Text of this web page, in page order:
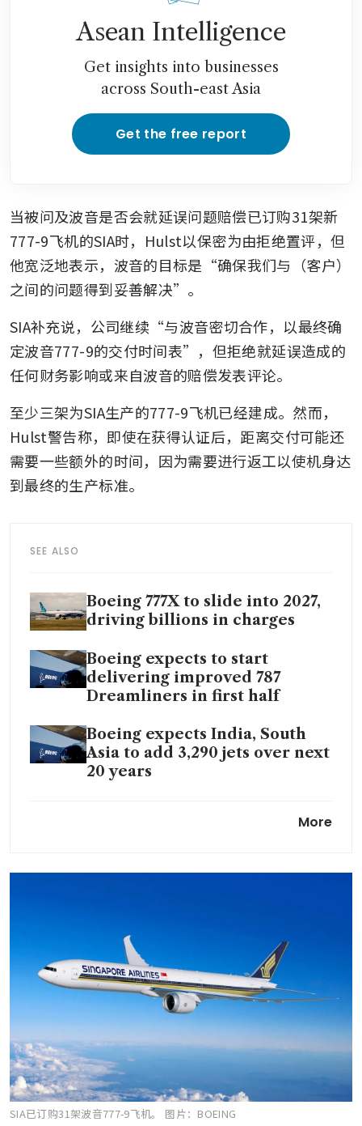
Asean Intelligence
Get insights into businesses
across South-east Asia
Get the free report
当被问及波音是否会就延误问题赔偿已订购31架新
777-9飞机的SIA时，Hulst以保密为由拒绝置评，但
他宽泛地表示，波音的目标是“确保我们与（客户）
之间的问题得到妥善解决”。
SIA补充说，公司继续“与波音密切合作，以最终确
定波音777-9的交付时间表”，但拒绝就延误造成的
任何财务影响或来自波音的赔偿发表评论。
至少三架为SIA生产的777-9飞机已经建成。然而，
Hulst警告称，即使在获得认证后，距离交付可能还
需要一些额外的时间，因为需要进行返工以使机身达
到最终的生产标准。
SEE ALSO
Boeing 777X to slide into 2027,
driving billions in charges
Boeing expects to start
delivering improved 787
Dreamliners in first half
Boeing expects India, South
Asia to add 3,290 jets over next
20 years
More
SIA已订购31架波音777-9飞机。 图片：BOEING